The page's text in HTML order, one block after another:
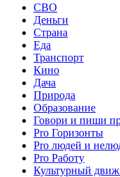
СВО
Деньги
Страна
Еда
Транспорт
Кино
Дача
Природа
Образование
Говори и пиши
Pro Горизонты
Pro людей и
Pro Работу
Культурный